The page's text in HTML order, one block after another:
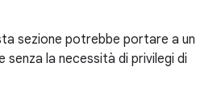
sezione potrebbe portare a un
senza la necessità di privilegi di